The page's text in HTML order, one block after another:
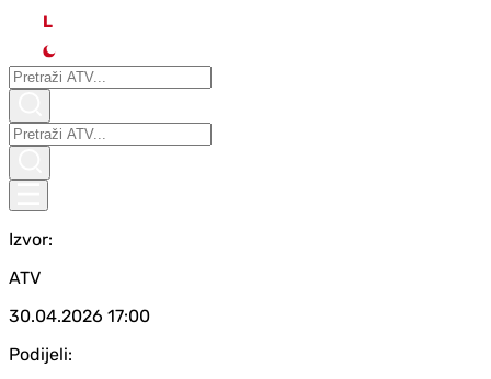
L
Izvor:
ATV
30.04.2026 17:00
Podijeli: